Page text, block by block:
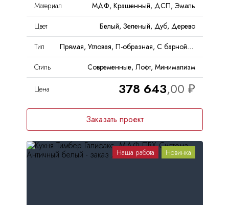
Материал
МДФ, Крашенный, ДСП, Эмаль
Цвет
Белый, Зеленый, Дуб, Дерево
Тип
Прямая, Угловая, П-образная, С барной стойкой
Стиль
Современные, Лофт, Минимализм
Цена 378 643
Заказать проект
Наша работа Новинка